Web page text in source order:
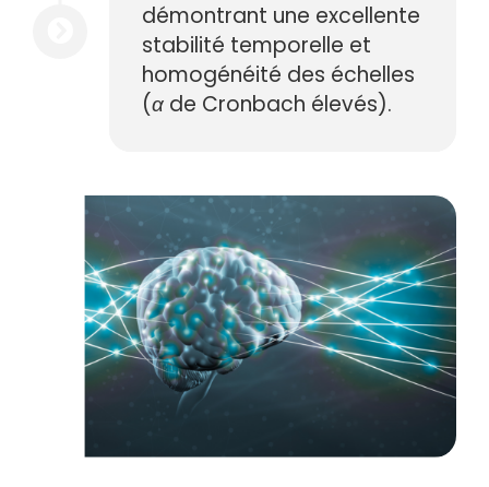
démontrant une excellente
stabilité temporelle et
homogénéité des échelles
(α de Cronbach élevés).